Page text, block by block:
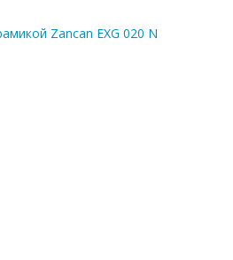
Zancan EXG 020 N